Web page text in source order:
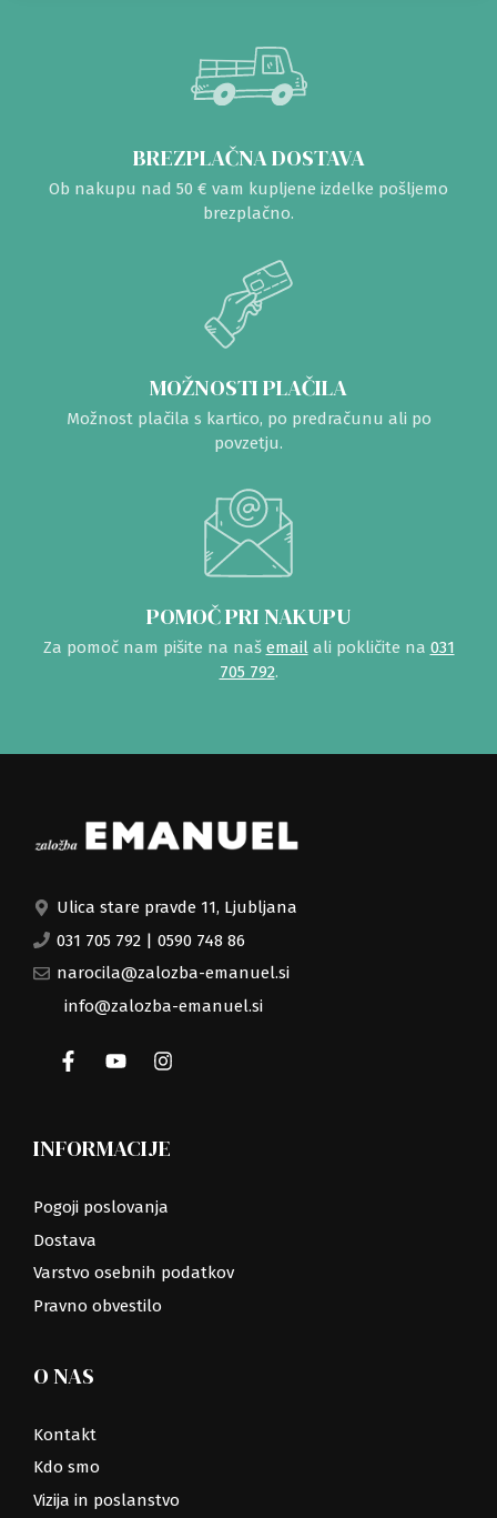
BREZPLAČNA DOSTAVA
Ob nakupu nad 50 € vam kupljene izdelke pošljemo
brezplačno.
MOŽNOSTI PLAČILA
Možnost plačila s kartico, po predračunu ali po
povzetju.
POMOČ PRI NAKUPU
Za pomoč nam pišite na naš emailali pokličite na 031
705 792.
Ulica stare pravde 11, Ljubljana
031 705 792 | 0590 748 86
narocila@zalozba-emanuel.si
info@zalozba-emanuel.si
INFORMACIJE
Pogoji poslovanja
Dostava
Varstvo osebnih podatkov
Pravno obvestilo
O NAS
Kontakt
Kdo smo
Vizija in poslanstvo